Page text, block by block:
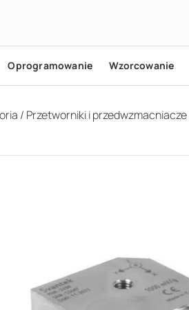
Oprogramowanie Wzorcowanie
/ Przetworniki i przedwzmacniacze